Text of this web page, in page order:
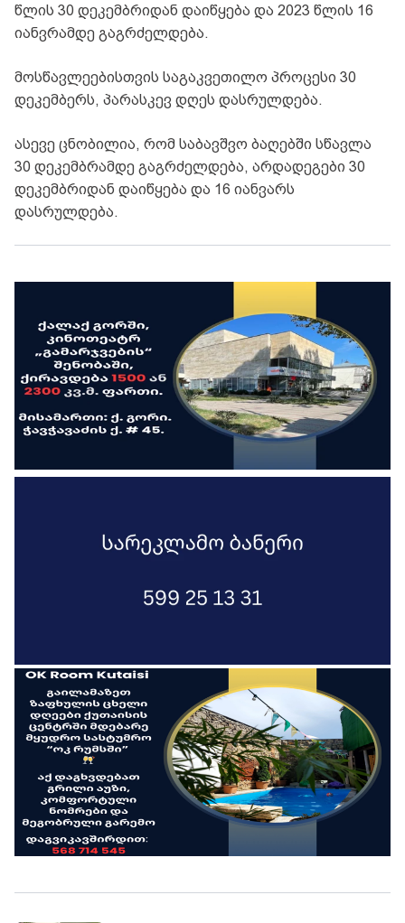
წლის 30 დეკემბრიდან დაიწყება და 2023 წლის 16
იანვრამდე გაგრძელდება.
მოსწავლეებისთვის საგაკვეთილო პროცესი 30
დეკემბერს, პარასკევ დღეს დასრულდება.
ასევე ცნობილია, რომ საბავშვო ბაღებში სწავლა
30 დეკემბრამდე გაგრძელდება, არდადეგები 30
დეკემბრიდან დაიწყება და 16 იანვარს
დასრულდება.